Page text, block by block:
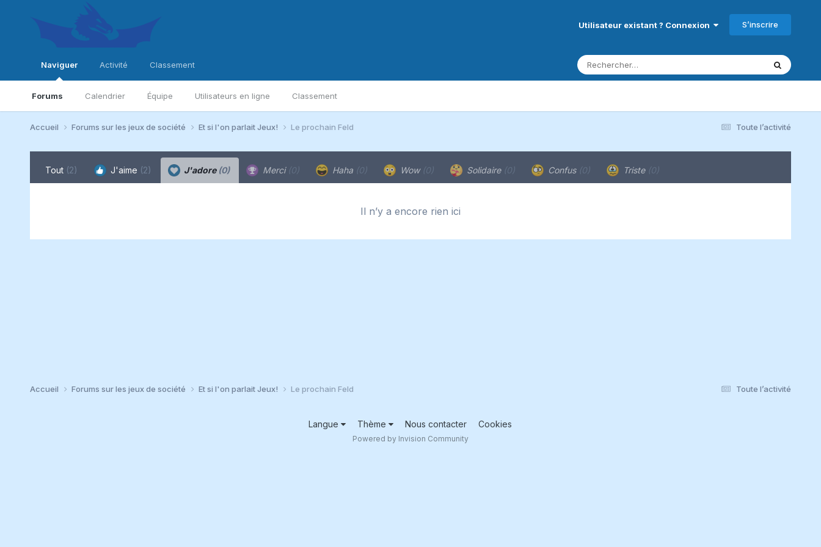
Utilisateur existant ? Connexion S’inscrire
Naviguer
Forums Calendrier Équipe Utilisateurs en ligne Classement
Activité Classement
Toute l’activité
Accueil Forums sur les jeux de société Et si l'on parlait Jeux! Le prochain Feld
Tout (2) J'aime (2) J'adore (0) Merci (0) Haha (0) Wow (0) Solidaire (0) Confus (0) Triste (0)
Il n’y a encore rien ici
Toute l’activité
Accueil Forums sur les jeux de société Et si l'on parlait Jeux! Le prochain Feld
Langue Thème Nous contacter Cookies
Powered by Invision Community